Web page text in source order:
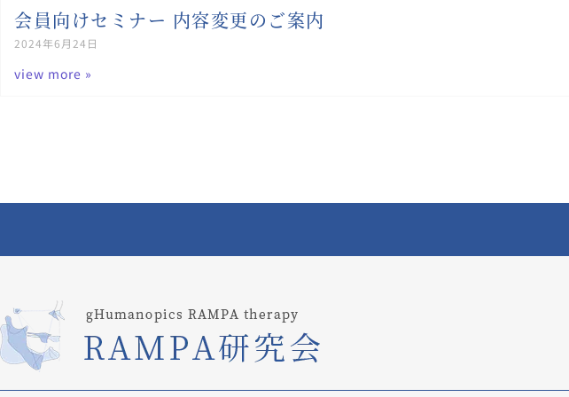
会員向けセミナー 内容変更のご案内
2024年6月24日
view more »